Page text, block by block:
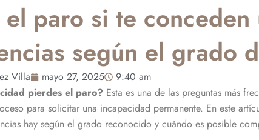
paro si te
según el grado
Villa mayo 27, 2025
9:40 am
pierdes el paro? Esta es una de las preguntas más
para solicitar una incapacidad permanente. En este
hay según el grado reconocido y cuándo es posible